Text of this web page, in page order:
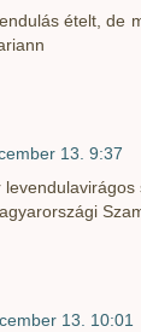
ételt, de
13. 9:37
13. 10:01